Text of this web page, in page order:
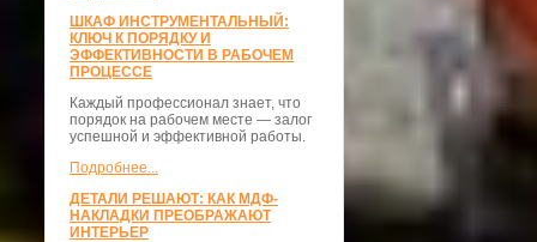
ШКАФ ИНСТРУМЕНТАЛЬНЫЙ:
КЛЮЧ К ПОРЯДКУ И
ЭФФЕКТИВНОСТИ В РАБОЧЕМ
ПРОЦЕССЕ
Каждый профессионал знает, что
порядок на рабочем месте — залог
успешной и эффективной работы.
Подробнее...
ДЕТАЛИ РЕШАЮТ: КАК МДФ-
НАКЛАДКИ ПРЕОБРАЖАЮТ
ИНТЕРЬЕР